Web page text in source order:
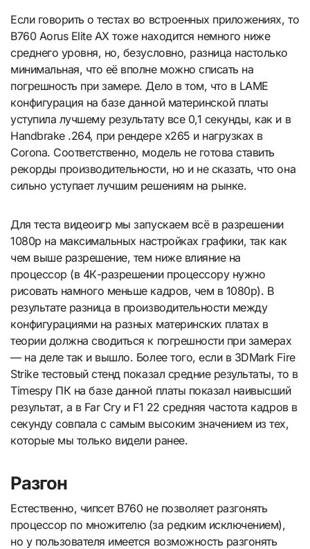
Если говорить о тестах во встроенных приложениях, то
B760 Aorus Elite AX тоже находится немного ниже
среднего уровня, но, безусловно, разница настолько
минимальная, что её вполне можно списать на
погрешность при замере. Дело в том, что в LAME
конфигурация на базе данной материнской платы
уступила лучшему результату все 0,1 секунды, как и в
Handbrake .264, при рендере x265 и нагрузках в
Corona. Соответственно, модель не готова ставить
рекорды производительности, но и не сказать, что она
сильно уступает лучшим решениям на рынке.
Для теста видеоигр мы запускаем всё в разрешении
1080р на максимальных настройках графики, так как
чем выше разрешение, тем ниже влияние на
процессор (в 4К-разрешении процессору нужно
рисовать намного меньше кадров, чем в 1080р). В
результате разница в производительности между
конфигурациями на разных материнских платах в
теории должна сводиться к погрешности при замерах
— на деле так и вышло. Более того, если в 3DMark Fire
Strike тестовый стенд показал средние результаты, то в
Timespy ПК на базе данной платы показал наивысший
результат, а в Far Cry и F1 22 средняя частота кадров в
секунду совпала с самым высоким значением из тех,
которые мы только видели ранее.
Разгон
Естественно, чипсет B760 не позволяет разгонять
процессор по множителю (за редким исключением),
но у пользователя имеется возможность разгонять